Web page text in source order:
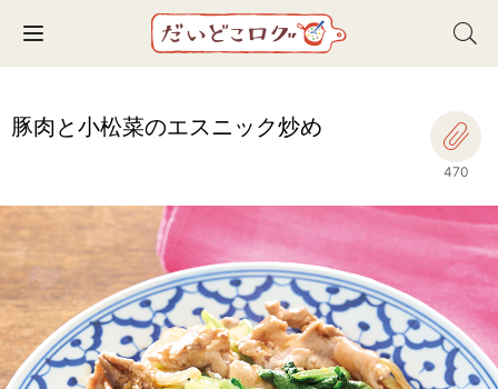
Toggle navigation
豚肉と小松菜のエスニック炒め
470